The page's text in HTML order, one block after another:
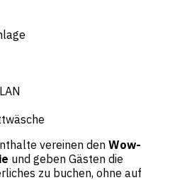
vereinen denWow-
und geben Gästen die
zu buchen, ohne auf